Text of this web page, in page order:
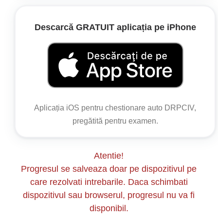
interzicere;
OUG nr. 195/2002
Articolul 100
(3) Constituie contravenție și se sancționează cu
cu aplicarea sancțiunii contravenționale
complementare a suspendării dreptului de a
conduce pentru o perioada de 60 de zile
următoarelor fapte:
g) nerespectarea regulilor privind depășirea;
Descarcă GRATUIT aplicația pe iPhone
Aplicația iOS pentru chestionare auto DRPCIV,
pregătită pentru examen.
Atentie!
Progresul se salveaza doar pe dispozitivul pe
care rezolvati intrebarile. Daca schimbati
dispozitivul sau browserul, progresul nu va fi
disponibil.